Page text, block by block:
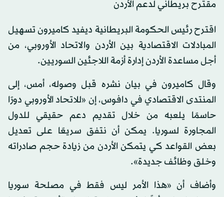
مقترح بريطاني لدعم الأردن
اقترح رئيس الحكومة البريطانية ديفيد كاميرون تسهيل
المبادلات الاقتصادية بين الأردن والاتحاد الأوروبي، من
أجل مساعدة الأردن إدارة أزمة اللاجئين السوريين.
وقال كاميرون في بيان نشره قبل وصوله، أمس، إلى
المنتدى الاقتصادي في دافوس، إن «للاتحاد الأوروبي دورًا
حاسمًا يلعبه من خلال تقديم دعم حقيقي للدول
المجاورة لسوريا. يمكن أن نتفق سريعًا على تعديل
بعض القواعد كي يتمكن الأردن من زيادة حجم صادراته
وخلق وظائف جديدة».
وأضاف أن «هذا الأمر ليس فقط في مصلحة سوريا